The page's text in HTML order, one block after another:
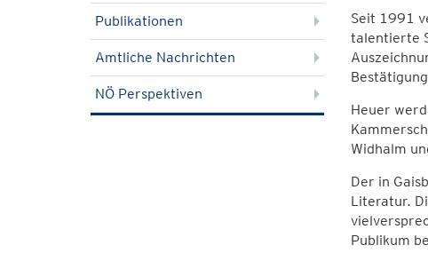
Publikationen
Amtliche Nachrichten
NÖ Perspektiven
Seit 1991
talentierte
Heuer
Widhalm
Der in
Literatur.
Publikum